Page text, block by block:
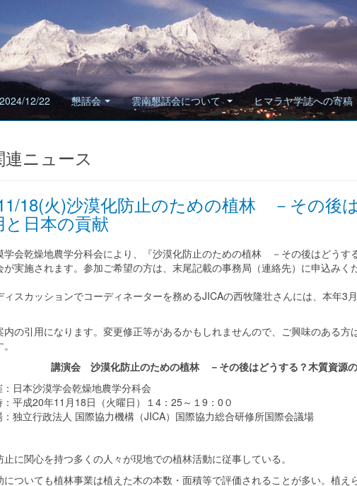
12/22 懇話会 雲南懇話会について ヒマラヤ学誌への寄稿
連ニュース
18(火)沙漠化防止のための植林 －その後
と日本の貢献
会乾燥地農学分科会により、『沙漠化防止のための植林 －その後はどうす
が実施されます。参加ご希望の方は、末尾記載の事務局（連絡先）に申込みく
スカッションでコーディネーターを務めるJICAの西牧隆壮さんには、本年3
の引用になります。変更修正等があるかもしれませんので、ご興味のある方
講演会 沙漠化防止のための植林 －その後はどうする？木質資源
：日本沙漠学会乾燥地農学分科会
：平成20年11月18日（火曜日）１4：25～１9：0０
：独立行政法人 国際協力機構（JICA）国際協力総合研修所国際会議場
に関心を持つ多くの人々が現地での植林活動に従事している。
ついても植林事業は植えた木の本数・面積等で評価されることが多い。植え